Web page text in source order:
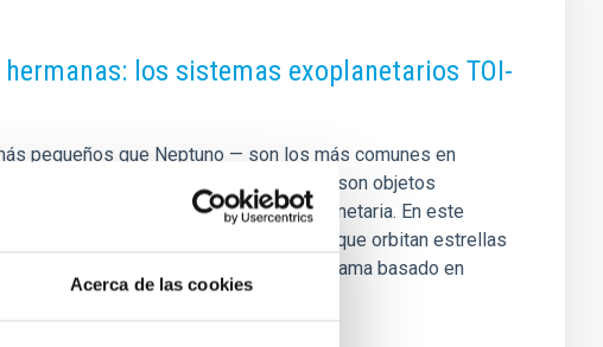
Acerca de las cookies
los sistemas exoplanetarios TOI-
pequeños que Neptuno — son los más comunes en
propio Sistema Solar. Por esa razón, son objetos
la formación y evolución planetaria. En este
caracterizamos dos de estos planetas que orbitan estrellas
521 y TOI-912. THIRSTEE es un programa basado en